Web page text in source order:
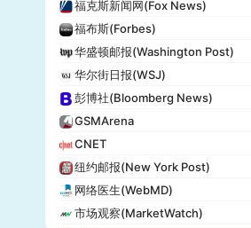
福克斯新闻网(Fox News)
福布斯(Forbes)
华盛顿邮报(Washington Post)
华尔街日报(WSJ)
彭博社(Bloomberg News)
GSMArena
CNET
纽约邮报(New York Post)
网络医生(WebMD)
市场观察(MarketWatch)